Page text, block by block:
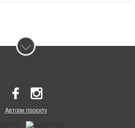
Автори проєкту